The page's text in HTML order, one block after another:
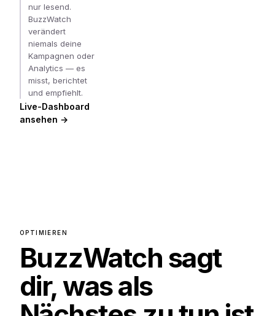
nur lesend.
BuzzWatch
verändert
niemals deine
Kampagnen oder
Analytics — es
misst, berichtet
und empfiehlt.
Live-Dashboard
ansehen →
OPTIMIEREN
BuzzWatch sagt
dir, was als